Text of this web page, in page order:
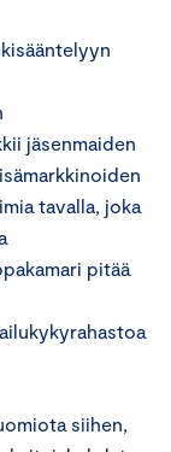
jäsenmaiden
tavalla, joka
pitää
siihen,